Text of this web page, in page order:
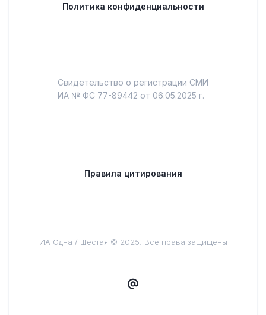
Политика конфиденциальности
Свидетельство о регистрации СМИ
ИА № ФС 77-89442 от 06.05.2025 г.
Правила цитирования
ИА Одна / Шестая © 2025. Все права защищены